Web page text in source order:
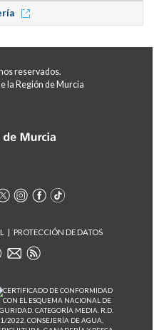
reservados.
la Región de Murcia
PROTECCIÓN DE DATOS